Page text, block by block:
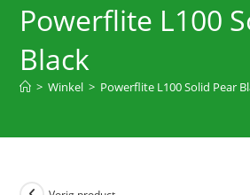
Powerflite L100
Black
> Winkel > Powerflite L100 Solid Pear